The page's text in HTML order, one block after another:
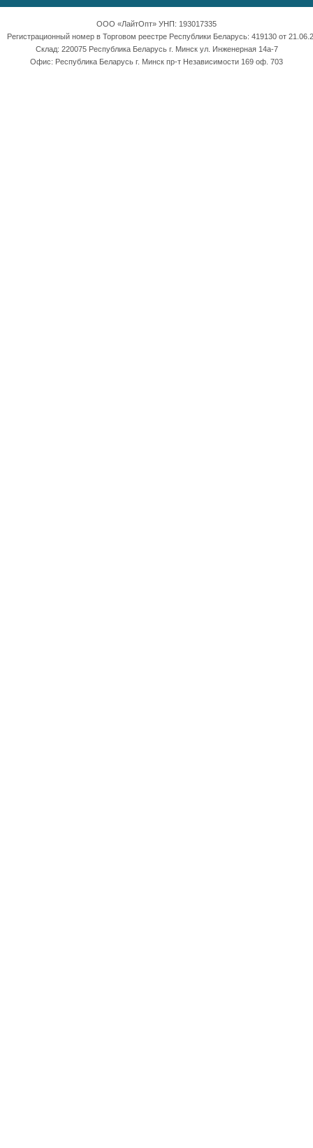
ООО «ЛайтОпт» УНП: 193017335
Регистрационный номер в Торговом реестре Республики Беларусь: 419130 от
Склад: 220075 Республика Беларусь г. Минск ул. Инженерная 14а-7
Офис: Республика Беларусь г. Минск пр-т Независимости 169 оф. 703